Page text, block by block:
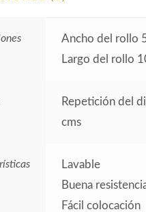
Ancho del rollo
Largo del rollo
Repetición del
cms
Lavable
Buena
Fácil colocación